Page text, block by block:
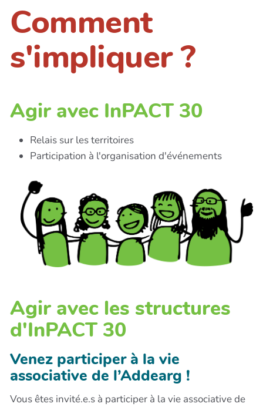
Comment
s'impliquer ?
Agir avec InPACT 30
Relais sur les territoires
Participation à l'organisation d'événements
Agir avec les structures
d'InPACT 30
Venez participer à la vie
associative de l’Addearg !
Vous êtes invité.e.s à participer à la vie associative de